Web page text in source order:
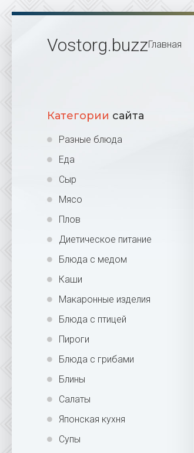
Vostorg.buzzГлавная
Категории сайта
Разные блюда
Еда
Сыр
Мясо
Плов
Диетическое питание
Блюда с медом
Каши
Макаронные изделия
Блюда с птицей
Пироги
Блюда с грибами
Блины
Салаты
Японская кухня
Супы